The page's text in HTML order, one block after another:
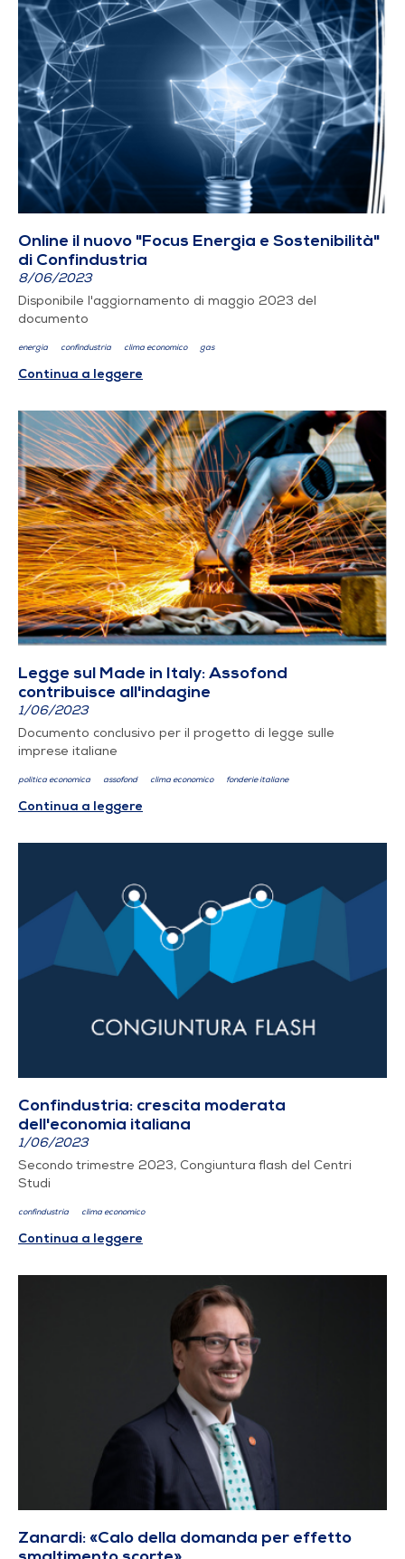
Online il nuovo "Focus Energia e Sostenibilità"
di Confindustria
8/06/2023
Disponibile l'aggiornamento di maggio 2023 del
documento
energia confindustria clima economico gas
Continua a leggere
Legge sul Made in Italy: Assofond
contribuisce all'indagine
1/06/2023
Documento conclusivo per il progetto di legge sulle
imprese italiane
politica economica assofond clima economico fonderie italiane
Continua a leggere
Confindustria: crescita moderata
dell'economia italiana
1/06/2023
Secondo trimestre 2023, Congiuntura flash del Centri
Studi
confindustria clima economico
Continua a leggere
Zanardi: «Calo della domanda per effetto